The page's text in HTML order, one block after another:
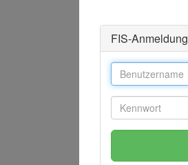
FIS-Anmeldung